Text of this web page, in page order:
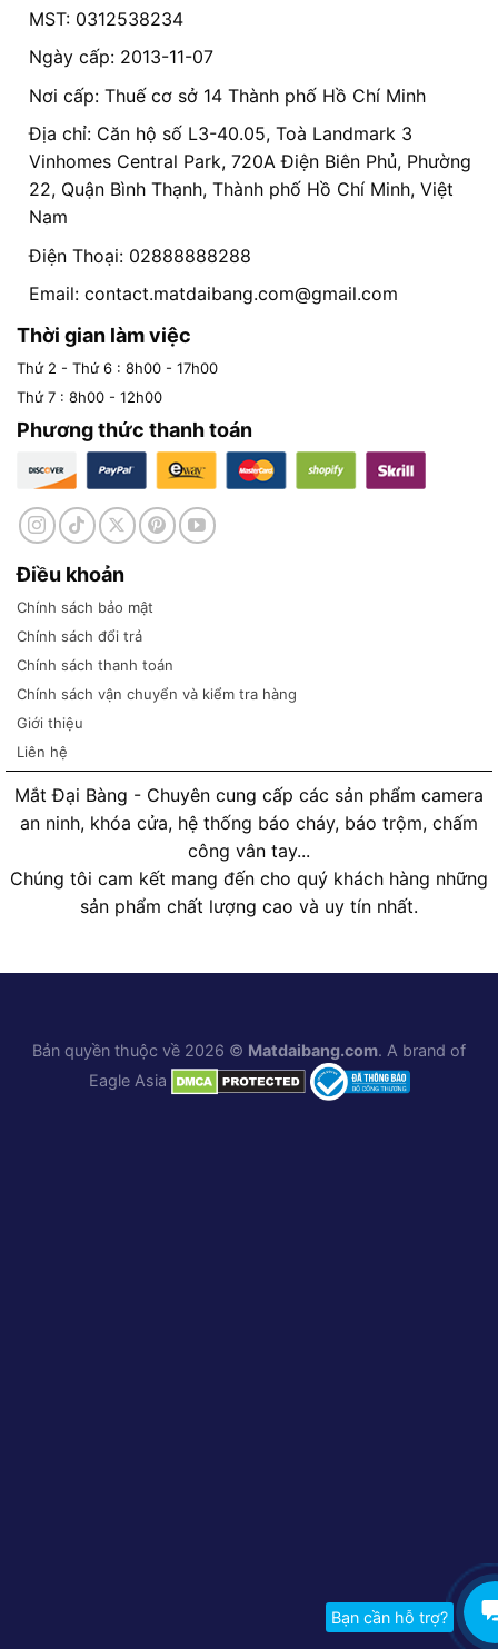
MST: 0312538234
Ngày cấp: 2013-11-07
Nơi cấp: Thuế cơ sở 14 Thành phố Hồ Chí Minh
Địa chỉ: Căn hộ số L3-40.05, Toà Landmark 3
Vinhomes Central Park, 720A Điện Biên Phủ, Phường
22, Quận Bình Thạnh, Thành phố Hồ Chí Minh, Việt
Nam
Điện Thoại: 02888888288
Email: contact.matdaibang.com@gmail.com
Thời gian làm việc
Thứ 2 - Thứ 6 : 8h00 - 17h00
Thứ 7 : 8h00 - 12h00
Phương thức thanh toán
Điều khoản
Chính sách bảo mật
Chính sách đổi trả
Chính sách thanh toán
Chính sách vận chuyển và kiểm tra hàng
Giới thiệu
Liên hệ
Mắt Đại Bàng - Chuyên cung cấp các sản phẩm camera
an ninh, khóa cửa, hệ thống báo cháy, báo trộm, chấm
công vân tay...
Chúng tôi cam kết mang đến cho quý khách hàng những
sản phẩm chất lượng cao và uy tín nhất.
Bạn cần hỗ trợ?
Bản quyền thuộc về 2026 © Matdaibang.com. A brand of
Eagle Asia